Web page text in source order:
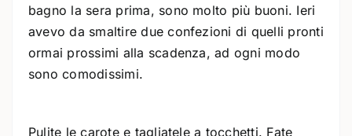
bagno la sera prima, sono molto più buoni. Ieri
avevo da smaltire due confezioni di quelli pronti
ormai prossimi alla scadenza, ad ogni modo
sono comodissimi.
Pulite le carote e tagliatele a tocchetti. Fate